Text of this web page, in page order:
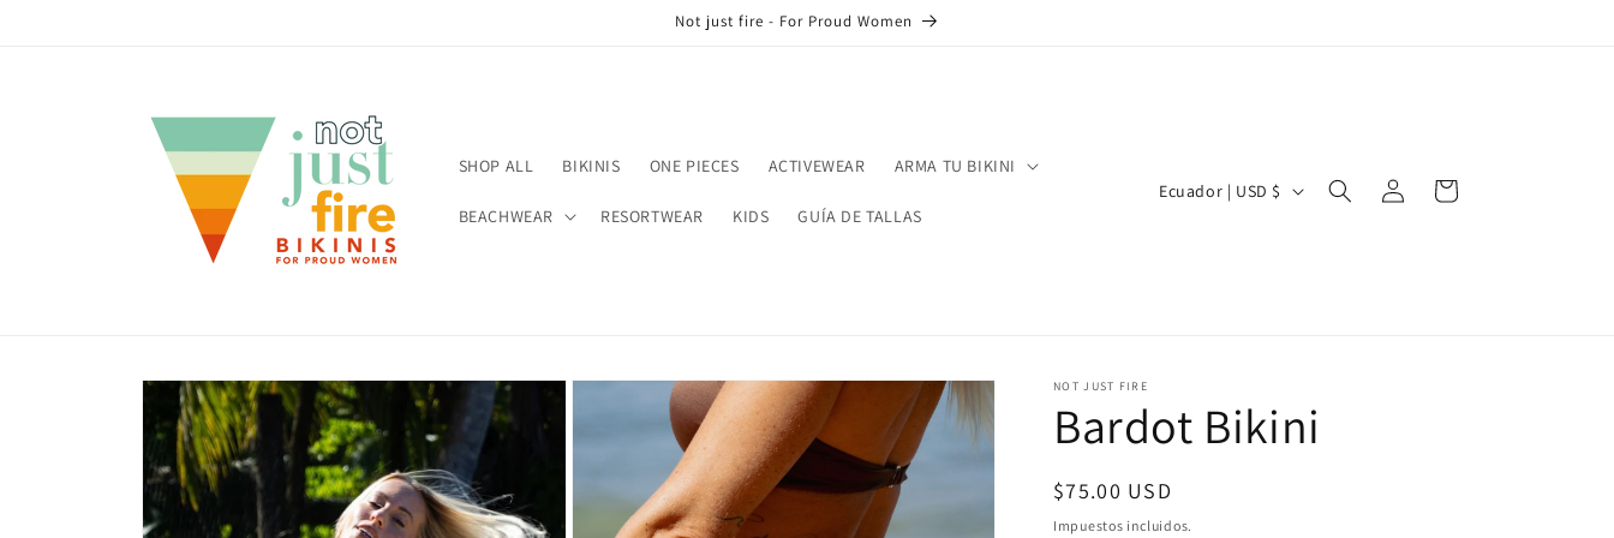
Not just fire - For Proud Women
SHOP ALL BIKINIS ONE PIECES ACTIVEWEAR ARMA TU BIKINI
BEACHWEAR RESORTWEAR KIDS GUÍA DE TALLAS
e
g
i
ó
Ecuador | USD $
Iniciar
sesión
Carrito
directamente
a la
información
del producto
NOT JUST FIRE
Bardot Bikini
Precio
habitual
$75.00 USD
Impuestos incluidos.